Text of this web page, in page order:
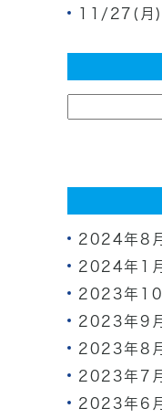
11/27(月)
2024年8月
2024年1月
2023年10
2023年9月
2023年8月
2023年7月
2023年6月